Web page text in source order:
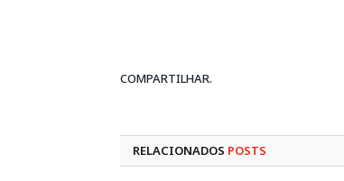
COMPARTILHAR.
RELACIONADOS POSTS